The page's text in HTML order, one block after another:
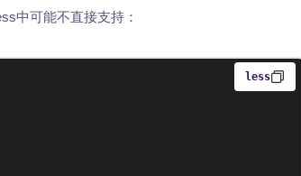
中可能不直接支持：
less